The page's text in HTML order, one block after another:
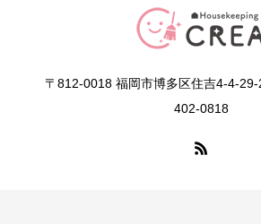
〒812-0018 福岡市博多区住吉4-4-
402-0818